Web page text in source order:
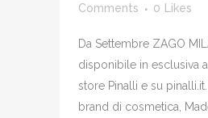
Comments
0 Likes
Da Settembre ZAGO
disponibile in esclusiva
store Pinalli e su pinalli.it.
brand di cosmetica,